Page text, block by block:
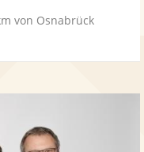
von Osnabrück